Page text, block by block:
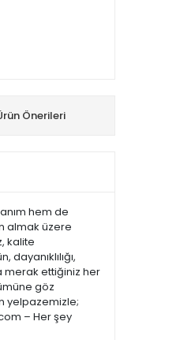
Önerileri
hem de
almak üzere
kalite
merak ettiğiniz her
göz
yelpazemizle;
– Her şey